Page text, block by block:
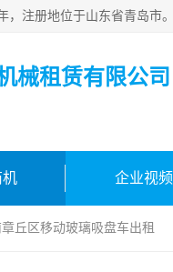
械租赁有限公司
企业视频
丘区移动玻璃吸盘车出租